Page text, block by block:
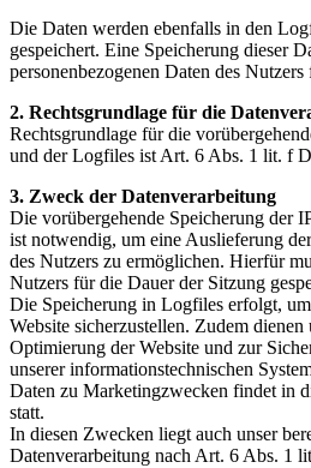
Die Daten werden ebenfalls in den
gespeichert. Eine Speicherung dieser
personenbezogenen Daten des
2. Rechtsgrundlage für die
Rechtsgrundlage für die
und der Logfiles ist Art. 6 Abs. 1 lit. f
3. Zweck der Datenverarbeitung
Die vorübergehende Speicherung der
ist notwendig, um eine Auslieferung
des Nutzers zu ermöglichen. Hierfür
Nutzers für die Dauer der Sitzung
Die Speicherung in Logfiles erfolgt,
Website sicherzustellen. Zudem dienen
Optimierung der Website und zur
unserer informationstechnischen
Daten zu Marketingzwecken findet in
statt.
In diesen Zwecken liegt auch unser
Datenverarbeitung nach Art. 6 Abs. 1